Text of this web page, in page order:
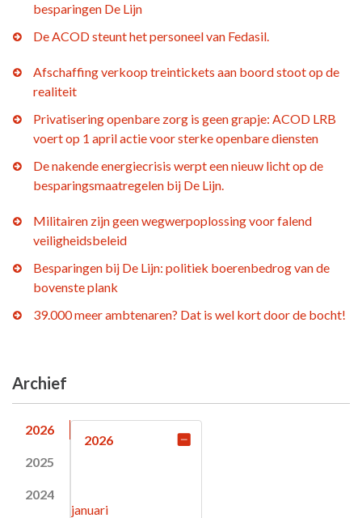
besparingen De Lijn
De ACOD steunt het personeel van Fedasil.
Afschaffing verkoop treintickets aan boord stoot op de
realiteit
Privatisering openbare zorg is geen grapje: ACOD LRB
voert op 1 april actie voor sterke openbare diensten
De nakende energiecrisis werpt een nieuw licht op de
besparingsmaatregelen bij De Lijn.
Militairen zijn geen wegwerpoplossing voor falend
veiligheidsbeleid
Besparingen bij De Lijn: politiek boerenbedrog van de
bovenste plank
39.000 meer ambtenaren? Dat is wel kort door de bocht!
Archief
2026
2025
2024
2026
januari